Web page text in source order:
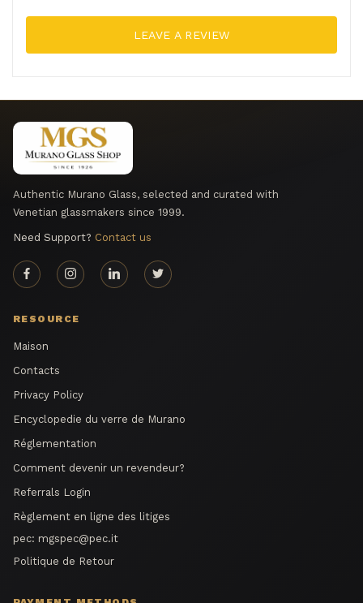
LEAVE A REVIEW
Authentic Murano Glass, selected and curated with
Venetian glassmakers since 1999.
Need Support? Contact us
RESOURCE
Maison
Contacts
Privacy Policy
Encyclopedie du verre de Murano
Réglementation
Comment devenir un revendeur?
Referrals Login
Règlement en ligne des litiges
pec: mgspec@pec.it
Politique de Retour